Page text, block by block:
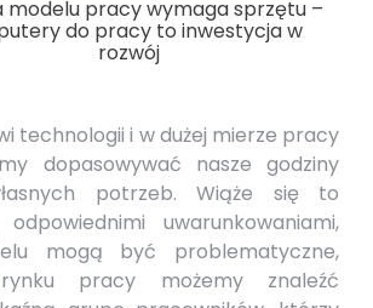
modelu pracy wymaga sprzętu –
do pracy to inwestycja w
rozwój
technologii i w dużej mierze pracy
dopasowywać nasze godziny
potrzeb. Wiąże się to
uwarunkowaniami,
mogą być problematyczne,
pracy możemy znaleźć